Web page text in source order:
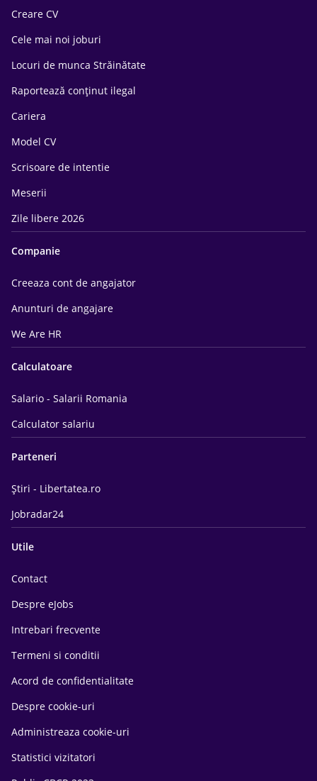
Creare CV
Cele mai noi joburi
Locuri de munca Străinătate
Raportează conținut ilegal
Cariera
Model CV
Scrisoare de intentie
Meserii
Zile libere 2026
Companie
Creeaza cont de angajator
Anunturi de angajare
We Are HR
Calculatoare
Salario - Salarii Romania
Calculator salariu
Parteneri
Știri - Libertatea.ro
Jobradar24
Utile
Contact
Despre eJobs
Intrebari frecvente
Termeni si conditii
Acord de confidentialitate
Despre cookie-uri
Administreaza cookie-uri
Statistici vizitatori